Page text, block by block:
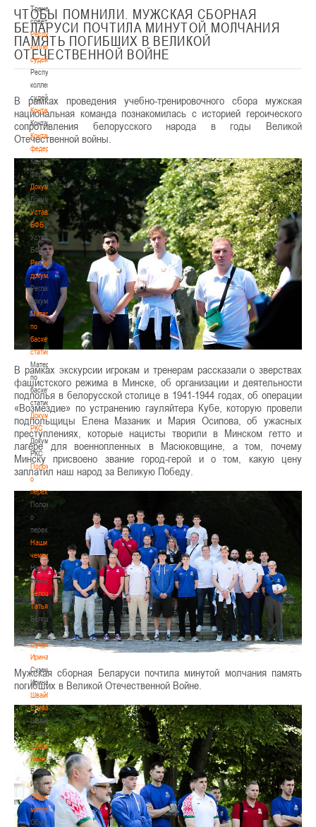
Тренерский
совет
Республиканская
коллегия
судей
Республиканская
коллегия
судей
Контакты
Контакты
Контакты
федерации
Контакты
федерации
Документы
Документы
Устав
БФБ
Устав
БФБ
Регламентирующие
документы
Регламентирующие
документы
Материалы
по
баскетбольной
статистике
Материалы
по
баскетбольной
статистике
Документы
РКС
Документы
РКС
Положение
о
переходах
Положение
о
переходах
Наши
чемпионы
Наши
чемпионы
Белошапко
Татьяна
Белошапко
Татьяна
Сумникова
Ирина
Сумникова
Ирина
Швайбович
Елена
Швайбович
Елена
Едешко
Иван
Едешко
Иван
Обучающие
материалы
Обучающие
ЧТОБЫ ПОМНИЛИ. МУЖСКАЯ СБОРНАЯ
БЕЛАРУСИ ПОЧТИЛА МИНУТОЙ МОЛЧАНИЯ
ПАМЯТЬ ПОГИБШИХ В ВЕЛИКОЙ
ОТЕЧЕСТВЕННОЙ ВОЙНЕ
В рамках проведения учебно-тренировочного сбора мужская
национальная команда познакомилась с историей героического
сопротивления белорусского народа в годы Великой
Отечественной войны.
В рамках экскурсии игрокам и тренерам рассказали о зверствах
фашистского режима в Минске, об организации и деятельности
подполья в белорусской столице в 1941-1944 годах, об операции
«Возмездие» по устранению гауляйтера Кубе, которую провели
подпольщицы Елена Мазаник и Мария Осипова, об ужасных
преступлениях, которые нацисты творили в Минском гетто и
лагере для военнопленных в Масюковщине, а том, почему
Минску присвоено звание город-герой и о том, какую цену
заплатил наш народ за Великую Победу.
Мужская сборная Беларуси почтила минутой молчания память
погибших в Великой Отечественной Войне.